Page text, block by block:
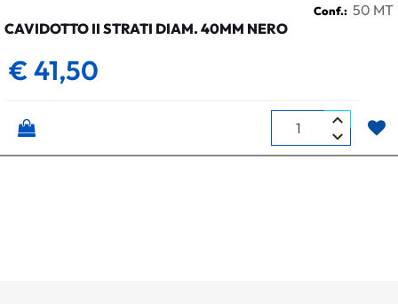
Conf.: 50 MT
CAVIDOTTO II STRATI DIAM. 40MM NERO
€ 41,50
Quantità